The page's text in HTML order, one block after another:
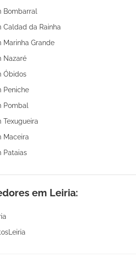
Bombarral
Caldad da Rainha
Marinha Grande
Nazaré
Óbidos
Peniche
Pombal
Texugueira
Maceira
Pataias
em Leiria: